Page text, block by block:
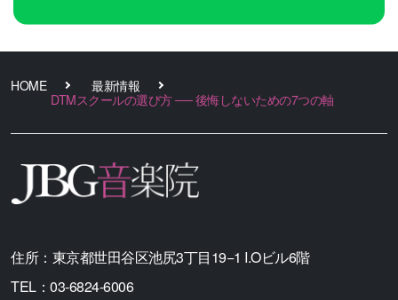
HOME
最新情報
DTMスクールの選び方 ── 後悔しないための7つの軸
住所： 東京都世田谷区池尻3丁目19−1 I.Oビル6階
TEL： 03-6824-6006